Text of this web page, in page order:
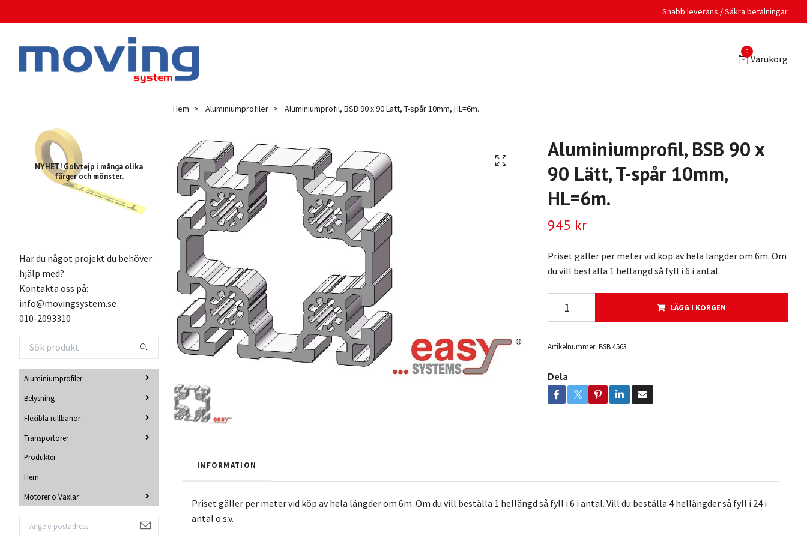
Snabb leverans / Säkra betalningar
0
Varukorg
NYHET! Golvtejp i många olika
färger och mönster.
Har du något projekt du behöver
hjälp med?
Kontakta oss på:
info@movingsystem.se
010-2093310
Aluminiumprofiler
Belysning
Flexibla rullbanor
Transportörer
Produkter
Hem
Motorer o Växlar
Hem Aluminiumprofiler Aluminiumprofil, BSB 90 x 90 Lätt, T-spår 10mm, HL=6m.
Aluminiumprofil, BSB 90 x
90 Lätt, T-spår 10mm,
HL=6m.
945 kr
Priset gäller per meter vid köp av hela längder om 6m. Om
du vill beställa 1 hellängd så fyll i 6 i antal.
LÄGG I KORGEN
Artikelnummer: BSB 4563
Dela
INFORMATION
Priset gäller per meter vid köp av hela längder om 6m. Om du vill beställa 1 hellängd så fyll i 6 i antal. Vill du beställa 4 hellängder så fyll i 24 i
antal o.s.v.